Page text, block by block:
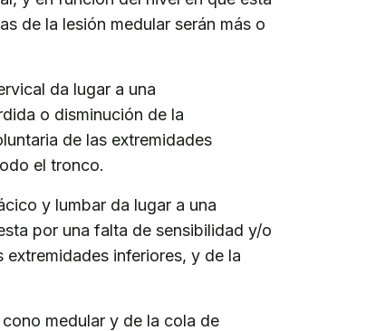
de la lesión medular serán más o
da lugar a una
o disminución de la
de las extremidades
el tronco.
y lumbar da lugar a una
por una falta de sensibilidad y/o
inferiores, y de la
medular y de la cola de